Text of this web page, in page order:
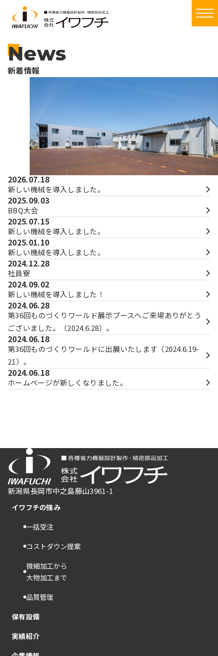
メ
News
新着情報
2026.07.18
新しい機械を導入しました。
2025.09.03
BBQ大会
2025.07.15
新しい機械を導入しました。
2025.01.10
新しい機械を導入しました。
2024.12.28
社員寮
2024.09.02
新しい機械を導入しました！
2024.06.28
第36回ものづくりワールド展示ブースへご来場ありがとう
ございました。（2024.6.28）。
2024.06.18
第36回ものづくりワールドに出展いたします（2024.6.19-
21）。
2024.06.18
ホームページが新しくなりました。
新潟県長岡市中之島藤山3961-1
イワフチの強み​
一括受注
コストダウン提案
微細加工から
大物加工まで
品質管理
保有設備
実績紹介​